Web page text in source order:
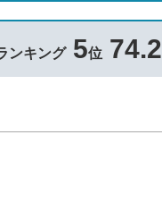
ンキング5位 74.2